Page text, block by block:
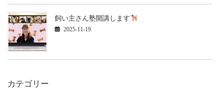
飼い主さん塾開講します
2025-11-19
カテゴリー